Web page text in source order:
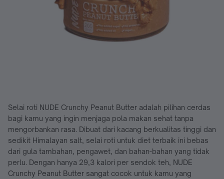
Selai roti NUDE Crunchy Peanut Butter adalah pilihan cerdas
bagi kamu yang ingin menjaga pola makan sehat tanpa
mengorbankan rasa. Dibuat dari kacang berkualitas tinggi dan
sedikit Himalayan salt, selai roti untuk diet terbaik ini bebas
dari gula tambahan, pengawet, dan bahan-bahan yang tidak
perlu. Dengan hanya 29,3 kalori per sendok teh, NUDE
Crunchy Peanut Butter sangat cocok untuk kamu yang